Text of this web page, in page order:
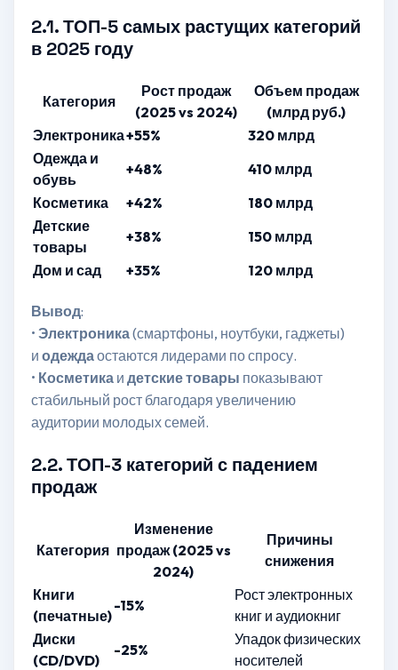
2.1. ТОП-5 самых растущих категорий
в 2025 году
Категория
Рост продаж
(2025 vs 2024)
Объем продаж
(млрд руб.)
Электроника+55%
320 млрд
Одежда и
обувь
+48%
410 млрд
Косметика
+42%
180 млрд
Детские
товары
+38%
150 млрд
Дом и сад
+35% 120 млрд
Вывод:
•Электроника(смартфоны, ноутбуки, гаджеты)
иодеждаостаются лидерами по спросу.
• Косметика идетские товары показывают
стабильный рост благодаря увеличению
аудитории молодых семей.
2.2. ТОП-3 категорий с падением
продаж
Категория
Изменение
продаж (2025 vs
2024)
Причины
снижения
Книги
(печатные)
-15%
Рост электронных
книг и аудиокниг
Диски
(CD/DVD)
-25%
Упадок физических
носителей